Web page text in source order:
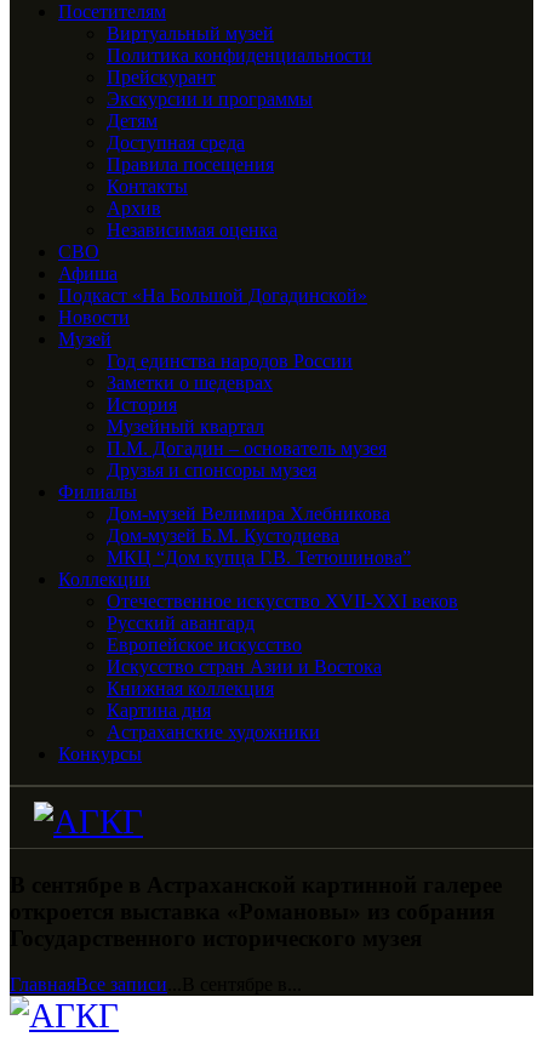
Посетителям
Виртуальный музей
Политика конфиденциальности
Прейскурант
Экскурсии и программы
Детям
Доступная среда
Правила посещения
Контакты
Архив
Независимая оценка
СВО
Афиша
Подкаст «На Большой Догадинской»
Новости
Музей
Год единства народов России
Заметки о шедеврах
История
Музейный квартал
П.М. Догадин – основатель музея
Друзья и спонсоры музея
Филиалы
Дом-музей Велимира Хлебникова
Дом-музей Б.М. Кустодиева
МКЦ “Дом купца Г.В. Тетюшинова”
Коллекции
Отечественное искусство XVII-XXI веков
Русский авангард
Европейское искусство
Искусство стран Азии и Востока
Книжная коллекция
Картина дня
Астраханские художники
Конкурсы
ГлавнаяВсе записи